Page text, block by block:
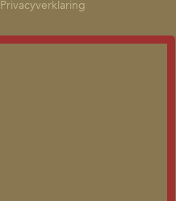
Privacyverklaring